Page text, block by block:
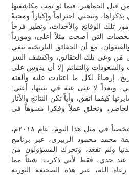
قبل الجماهير، فيما لو تمت مكاشفتها
وتنحني احتراماً وإكباراً ومحبةً
الوقائع والأحداث، وتطير فرحاً
التي أضحت مثلاً أعلى، ومورداً
مع أن الحقائق التاريخية تنفي
مَن وعى تلك الحقائق، واكتشف السر
والشعوذات والتمائم إلا أن يدوس على
إرضاءً لكل ما اعتادت عليه وألفته
وبعداً لا غنى عنه في بنيتها، أعني:
كيفما اتفق، وأياً تكن النتائج والآثار
وتخلق عقلاً وفكرا مشوهاً في
وما أزال أتذكر ما حدث لي شخصياً في مثل هذا اليوم، عام ٢٠١٨م،
محمد محمود الزبيري، عبر برنامج
ولم تقعد، وتحرك المسؤولون من
عند حدي، فقط لأني ذكرت: شيئاً مما
الله، عبر هذه الصحيفة الثورية